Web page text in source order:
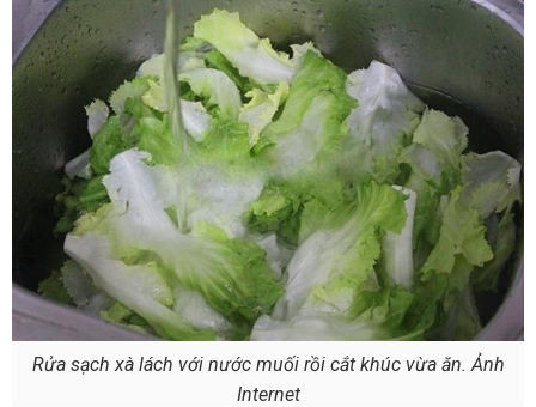
Rửa sạch xà lách với nước muối rồi cắt khúc vừa ăn. Ảnh
Internet